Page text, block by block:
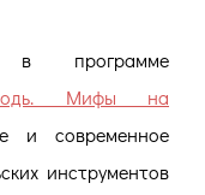
программе
Мифы на
и современное
инструментов